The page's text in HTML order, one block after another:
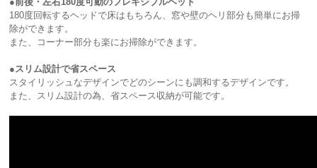
180度回転するヘッドで床はもちろん、窓や壁のヘリ部分も簡単にお掃
除ができます。
また、コーナー部分も楽にお掃除ができます。
●スリム設計で省スペース
スタイリッシュなデザインでどのシーンにも調和するデザインです。
また、スリム設計の為、省スペース収納が可能です。